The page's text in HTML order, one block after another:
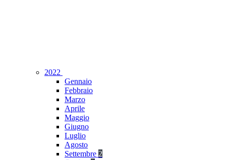
2022
Gennaio
Febbraio
Marzo
Aprile
Maggio
Giugno
Luglio
Agosto
Settembre 2